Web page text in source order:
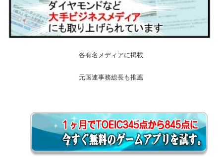
各有名メディアに掲載
元国連事務総長も推薦